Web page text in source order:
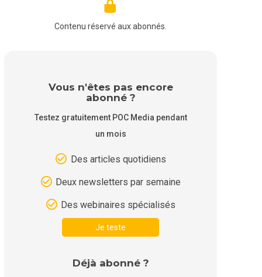
Contenu réservé aux abonnés.
Vous n'êtes pas encore
abonné ?
Testez gratuitement POC Media pendant
un mois
Des articles quotidiens
Deux newsletters par semaine
Des webinaires spécialisés
Je teste
Déjà abonné ?